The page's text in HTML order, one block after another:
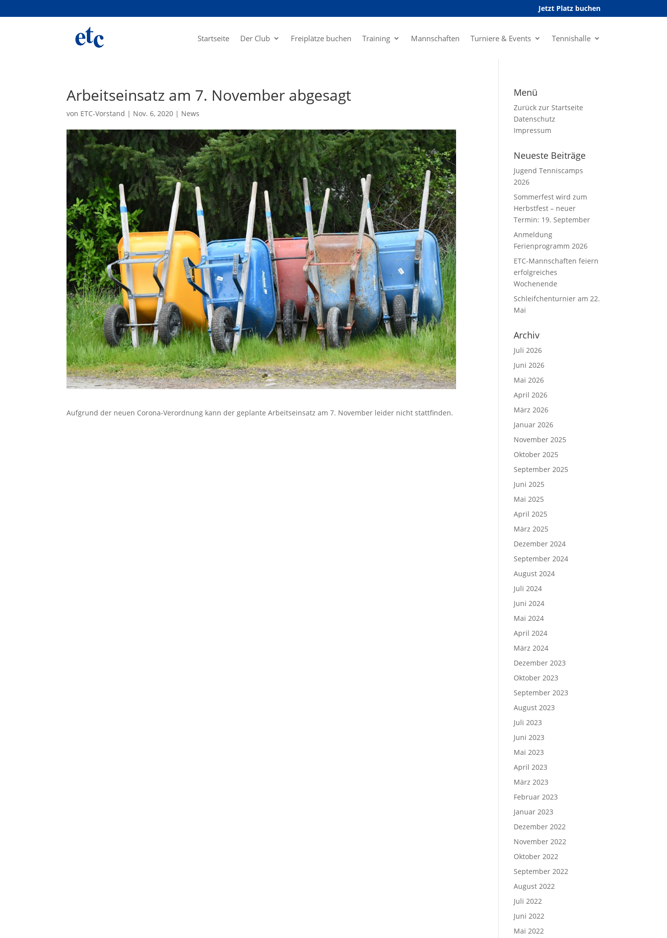
Jetzt Platz buchen
Startseite Der Club Freiplätze buchen Training Mannschaften Turniere & Events Tennishalle
Arbeitseinsatz am 7. November abgesagt
von ETC-Vorstand | Nov. 6, 2020 | News
Aufgrund der neuen Corona-Verordnung kann der geplante Arbeitseinsatz am 7. November leider nicht stattfinden.
Menü
Zurück zur Startseite
Datenschutz
Impressum
Neueste Beiträge
Jugend Tenniscamps
2026
Sommerfest wird zum
Herbstfest – neuer
Termin: 19. September
Anmeldung
Ferienprogramm 2026
ETC-Mannschaften feiern
erfolgreiches
Wochenende
Schleifchenturnier am 22.
Mai
Archiv
Juli 2026
Juni 2026
Mai 2026
April 2026
März 2026
Januar 2026
November 2025
Oktober 2025
September 2025
Juni 2025
Mai 2025
April 2025
März 2025
Dezember 2024
September 2024
August 2024
Juli 2024
Juni 2024
Mai 2024
April 2024
März 2024
Dezember 2023
Oktober 2023
September 2023
August 2023
Juli 2023
Juni 2023
Mai 2023
April 2023
März 2023
Februar 2023
Januar 2023
Dezember 2022
November 2022
Oktober 2022
September 2022
August 2022
Juli 2022
Juni 2022
Mai 2022